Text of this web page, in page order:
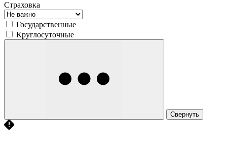
Страховка
Государственные
Круглосуточные
Свернуть